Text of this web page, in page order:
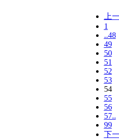
上
1
..48
49
50
51
52
53
54
55
56
57..
99
下